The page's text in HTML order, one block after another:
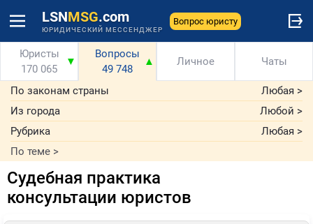
LSNMSG.com
ЮРИДИЧЕСКИЙ МЕССЕНДЖЕР
Вопрос юристу
Юристы
170 065
▼
Вопросы
49 748
▲ Личное Чаты
По законам страны Любая >
Из города
Любой >
Рубрика
Любая >
По теме >
Судебная практика
консультации юристов